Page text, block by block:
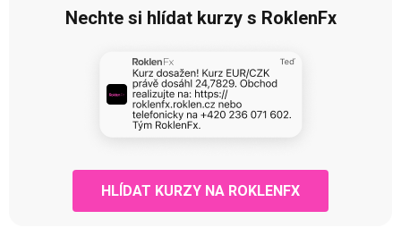
Nechte si hlídat kurzy s RoklenFx
HLÍDAT KURZY NA ROKLENFX